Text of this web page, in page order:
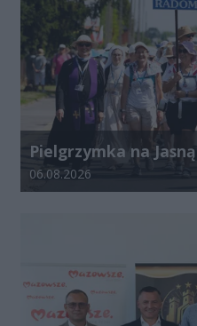
Pielgrzymka na
Data dodania galerii:
06.08.2026